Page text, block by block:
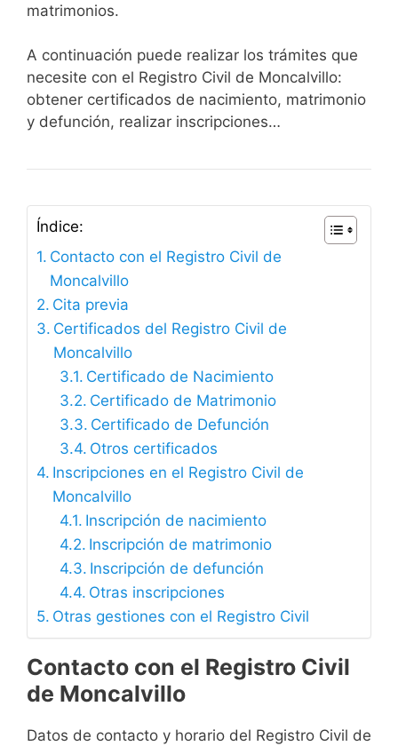
matrimonios.
A continuación puede realizar los trámites que
necesite con el Registro Civil de Moncalvillo:
obtener certificados de nacimiento, matrimonio
y defunción, realizar inscripciones…
Índice:
Contacto con el Registro Civil de
Moncalvillo
Cita previa
Certificados del Registro Civil de
Moncalvillo
Certificado de Nacimiento
Certificado de Matrimonio
Certificado de Defunción
Otros certificados
Inscripciones en el Registro Civil de
Moncalvillo
Inscripción de nacimiento
Inscripción de matrimonio
Inscripción de defunción
Otras inscripciones
Otras gestiones con el Registro Civil
Contacto con el Registro Civil
de Moncalvillo
Datos de contacto y horario del Registro Civil de